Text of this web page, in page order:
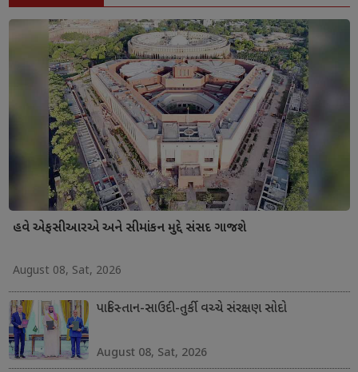
હવે એફસીઆરએ અને સીમાંકન મુદ્દે સંસદ ગાજશે
August 08, Sat, 2026
પાકિસ્તાન-સાઉદી-તુર્કી વચ્ચે સંરક્ષણ સોદો
August 08, Sat, 2026